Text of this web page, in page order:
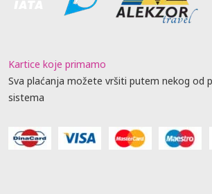
Kartice koje primamo
Sva plaćanja možete vršiti putem nekog od
sistema